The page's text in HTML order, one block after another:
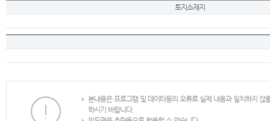
토지소재지
본내용은 프로그램 및 데이타등의 오류로 실제 내용과 일치하지
하시기 바랍니다.